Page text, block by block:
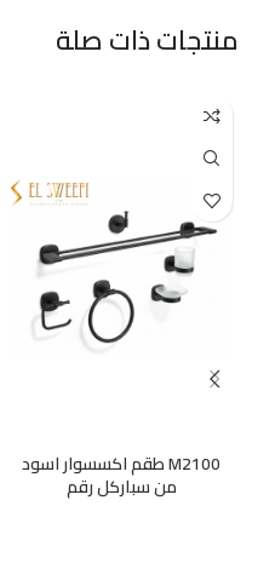
منتجات ذات صلة
M2100 طقم اكسسوار اسود
من سباركل رقم